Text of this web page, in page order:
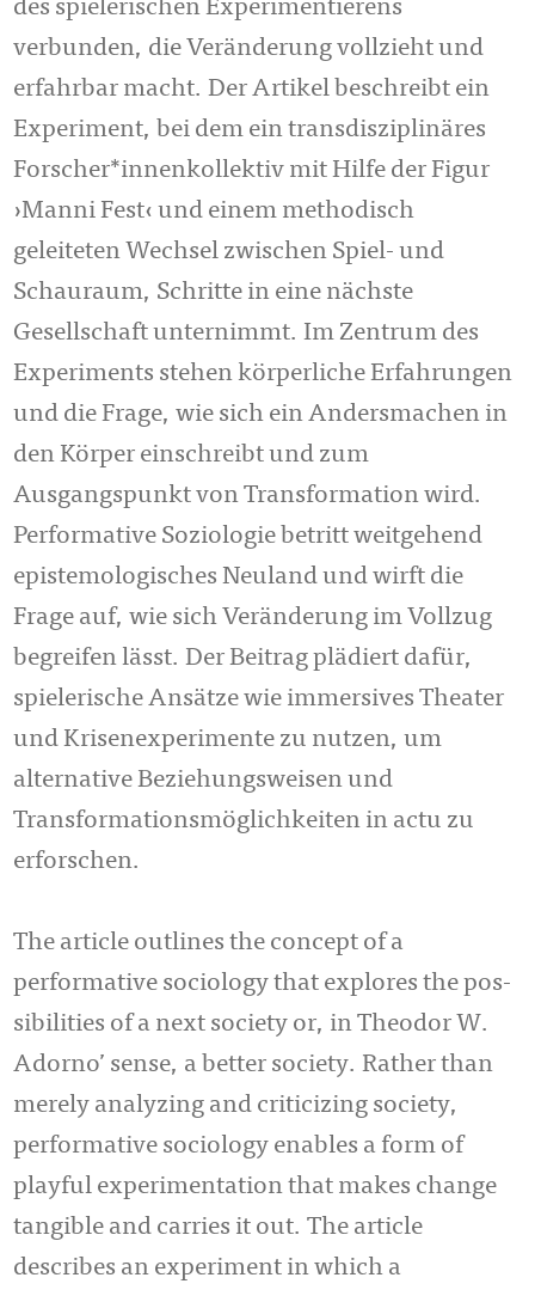
des spielerischen Experimentierens
verbunden, die Veränderung vollzieht und
erfahrbar macht. Der Artikel beschreibt ein
Experiment, bei dem ein trans­disziplinäres
Forscher*innenkollektiv mit Hilfe der Figur
›Manni Fest‹ und einem methodisch
geleiteten Wechsel zwischen Spiel- und
Schauraum, Schritte in eine näch­ste
Gesellschaft unternimmt. Im Zentrum des
Experiments stehen körperliche Erfahrungen
und die Frage, wie sich ein Andersmachen in
den Körper einschreibt und zum
Ausgangspunkt von Transformation wird.
Performative Soziologie betritt weitgehend
epistemologisches Neuland und wirft die
Frage auf, wie sich Verän­de­rung im Vollzug
begreifen lässt. Der Beitrag plädiert dafür,
spielerische An­sät­ze wie immersives Theater
und Krisenexperimente zu nutzen, um
alternative Be­zie­hungs­weisen und
Transformationsmöglichkeiten in actu zu
erforschen.
The article outlines the concept of a
performative sociology that explores the pos­
sibilities of a next society or, in Theodor W.
Adorno’ sense, a better society. Ra­ther than
merely analyzing and criticizing society,
performative sociology enables a form of
playful experimentation that makes change
tangible and carries it out. The ar­ticle
describes an experiment in which a